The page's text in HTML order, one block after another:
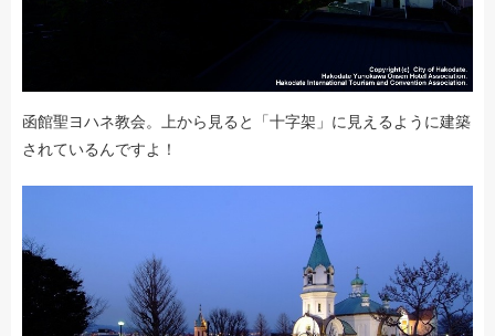
函館聖ヨハネ教会。上から見ると「十字架」に見えるように建築
されているんですよ！